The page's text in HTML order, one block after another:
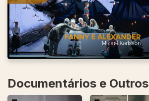
Documentários e Outros